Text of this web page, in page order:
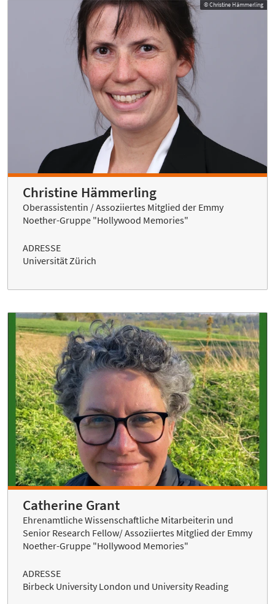
© Christine Hämmerling
Christine Hämmerling
Oberassistentin / Assoziiertes Mitglied der Emmy
Noether-Gruppe "Hollywood Memories"
ADRESSE
Universität Zürich
Catherine Grant
Ehrenamtliche Wissenschaftliche Mitarbeiterin und
Senior Research Fellow/ Assoziiertes Mitglied der Emmy
Noether-Gruppe "Hollywood Memories"
ADRESSE
Birbeck University London und University Reading